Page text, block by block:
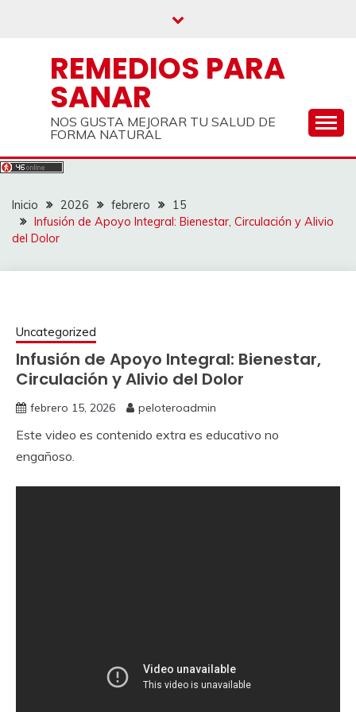
REMEDIOS PARA
SANAR
NOS GUSTA MEJORAR TU SALUD DE
FORMA NATURAL
Inicio 2026 febrero
15
Infusión de Apoyo Integral: Bienestar, Circulación y Alivio
del Dolor
Uncategorized
Infusión de Apoyo Integral: Bienestar,
Circulación y Alivio del Dolor
febrero 15, 2026 peloteroadmin
Este video es contenido extra es educativo no
engañoso.